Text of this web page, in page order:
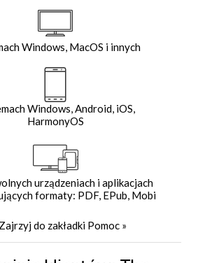
Windows, MacOS i innych
Windows, Android, iOS,
HarmonyOS
urządzeniach i aplikacjach
formaty: PDF, EPub, Mobi
do zakładki Pomoc »